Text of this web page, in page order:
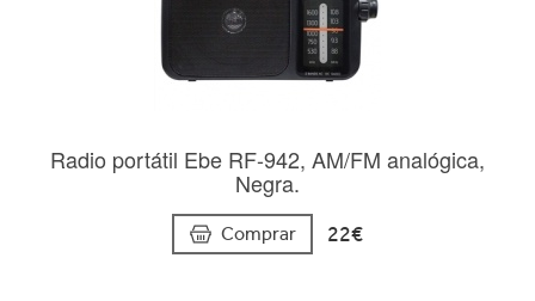
Radio portátil Ebe RF-942, AM/FM analógica,
Negra.
Comprar 22€